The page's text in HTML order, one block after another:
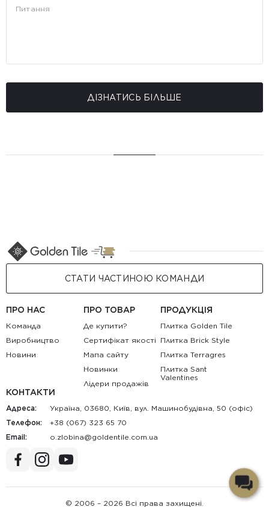
ДІЗНАТИСЬ БІЛЬШЕ
СТАТИ ЧАСТИНОЮ КОМАНДИ
ПРО НАС
Команда
Виробництво
Новини
ПРО ТОВАР
Де купити?
Сертифікат якості
Мапа сайту
Новинки
Лідери продажів
ПРОДУКЦІЯ
Плитка Golden Tile
Плитка Brick Style
Плитка Terragres
Плитка Sant
Valentines
КОНТАКТИ
Адреса:
Україна, 03680, Київ, вул. Машинобудівна, 50 (офіс)
Телефон:
+38 (067) 323 65 70
Email:
au.moc.elitnedlog@anibolz.o
© 2006 – 2026 Всі права захищені.